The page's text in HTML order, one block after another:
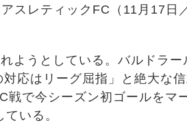
スレティックFC（11月17日
ようとしている。バルドラ
応はリーグ屈指」と絶大な
戦で今シーズン初ゴールをマ
いる。